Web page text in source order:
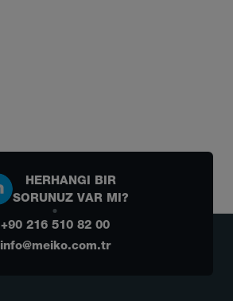
HERHANGI BIR
SORUNUZ VAR MI?
+90 216 510 82 00
info@meiko.com.tr